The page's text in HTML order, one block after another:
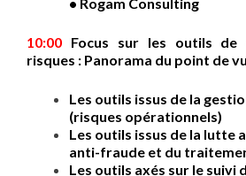
10:00 Focus sur les outils
risques : Panorama du point de
Les outils issus de la
(risques opérationnels)
Les outils issus de la lutte
anti-fraude et du
Les outils axés sur le suivi